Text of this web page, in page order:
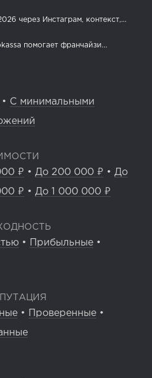
через Инстаграм, контекст,...
помогает франчайзи...
• С минимальными
₽ • До 200 000 ₽ • До
₽ • До 1 000 000 ₽
• Прибыльные •
• Проверенные •